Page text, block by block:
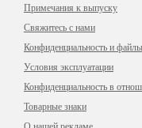
Примечания к выпуску
Свяжитесь с нами
Конфиденциальность и
Условия эксплуатации
Конфиденциальность в
Товарные знаки